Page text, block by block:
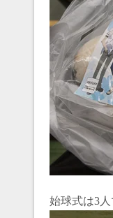
始球式は3